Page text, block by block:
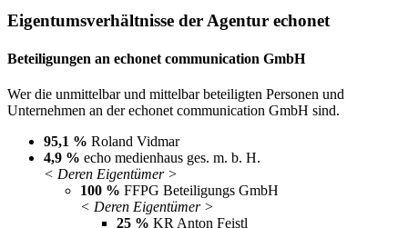
Eigentumsverhältnisse der Agentur echonet
Beteiligungen an echonet communication GmbH
Wer die unmittelbar und mittelbar beteiligten Personen und
Unternehmen an der echonet communication GmbH sind.
95,1 % Roland Vidmar
4,9 % echo medienhaus ges. m. b. H.
< Deren Eigentümer >
100 % FFPG Beteiligungs GmbH
< Deren Eigentümer >
25 % KR Anton Feistl